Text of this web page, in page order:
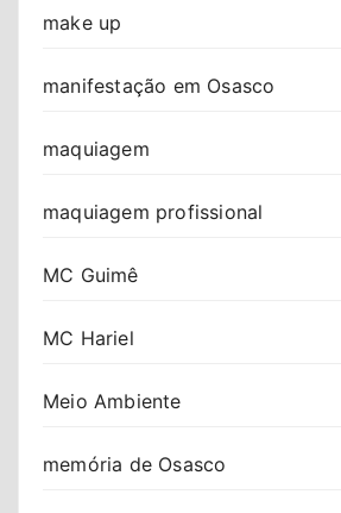
make up
manifestação em Osasco
maquiagem
maquiagem profissional
MC Guimê
MC Hariel
Meio Ambiente
memória de Osasco